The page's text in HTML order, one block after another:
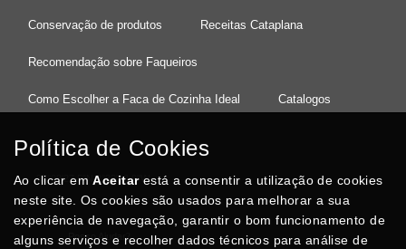
Conservação de produtos Receitas Cataplana
Recomendação sobre Faqueiros
Como Escolher a Faca de Cozinha Ideal Catalogos
37°08'27.5"N 8°32'13.9"W
Posso Ajudar?
Política de Cookies
Ao clicar emAceitarestá a consentir a utilização de cookies
neste site. Os cookies são usados para melhorar a sua
experiência de navegação, garantir o bom funcionamento de
alguns serviços e recolher dados técnicos para análise de